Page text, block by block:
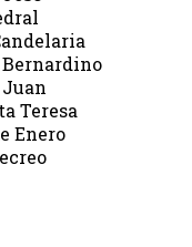
Bernardino
Teresa
Enero